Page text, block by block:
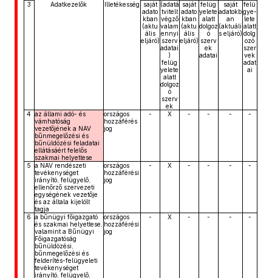
3
Adatkezelők Illetékesség
saját
adato
kban
(aktu
ális
eljáró)
(adatá
tvitelt
végző
valam
ennyi
szerv
adatai
)
felüg
yelete
alatt
dolgoz
ó
szerv
ek
saját
adato
kban
(aktu
ális
eljáró)
felüg
yelete
alatt
dolgoz
ó
szerv
ek
adatai
saját
adatokb
an
(aktuáli
s eljáró)
felü
gye-
lete
alatt
dolg
ozó
szer
vek
adat
ai
4 az állami adó- és
vámhatóság
vezetőjének a NAV
bűnmegelőzési és
bűnüldözési feladatai
ellátásáért felelős
szakmai helyettese
országos
hozzáférés
jog
- X - - - -
5 a NAV rendészeti
tevékenységet
irányító, felügyelő,
ellenőrző szervezeti
egységének vezetője
és az általa kijelölt
tagja
országos
hozzáférési
jog
- X - - - -
6 a bűnügyi főigazgató
és szakmai helyettese,
valamint a Bűnügyi
Főigazgatóság
bűnüldözési,
bűnmegelőzési és
felderítés-felügyeleti
tevékenységet
irányító, felügyelő,
országos
hozzáférési
jog
- X - - - -